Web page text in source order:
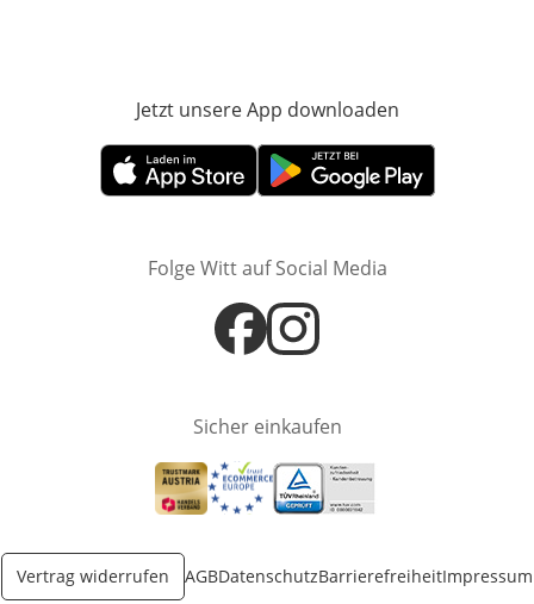
Jetzt unsere App downloaden
Öffnet in neuem FensterÖffnet in neuem Fenster
Folge Witt auf Social Media
Öffnet in neuem Fenster
Öffnet in neuem Fenster
Sicher einkaufen
Öffnet in neuem Fenster
Öffnet in neuem Fenster
Öffnet in neuem Fenster
Vertrag widerrufen AGBDatenschutzBarrierefreiheitImpressum